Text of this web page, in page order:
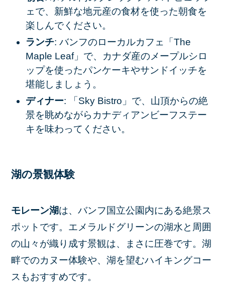
ェで、新鮮な地元産の食材を使った朝食を
楽しんでください。
ランチ: バンフのローカルカフェ「The
Maple Leaf」で、カナダ産のメープルシロ
ップを使ったパンケーキやサンドイッチを
堪能しましょう。
ディナー: 「Sky Bistro」で、山頂からの絶
景を眺めながらカナディアンビーフステー
キを味わってください。
湖の景観体験
モレーン湖は、バンフ国立公園内にある絶景ス
ポットです。エメラルドグリーンの湖水と周囲
の山々が織り成す景観は、まさに圧巻です。湖
畔でのカヌー体験や、湖を望むハイキングコー
スもおすすめです。